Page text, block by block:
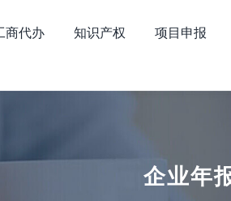
商代办 知识产权 项目申报
企业年